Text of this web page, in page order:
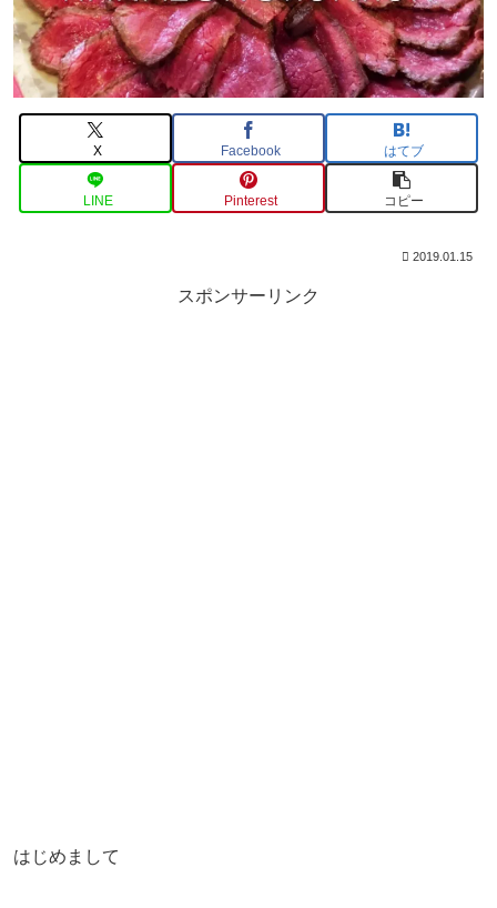
X Facebook はてブ
LINE Pinterest コピー
2019.01.15
スポンサーリンク
はじめまして